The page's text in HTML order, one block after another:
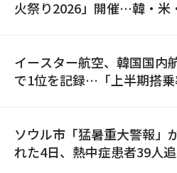
火祭り2026」開催…韓・米
イースター航空、韓国国内
で1位を記録…「上半期搭乗
ソウル市「猛暑重大警報」
れた4日、熱中症患者39人